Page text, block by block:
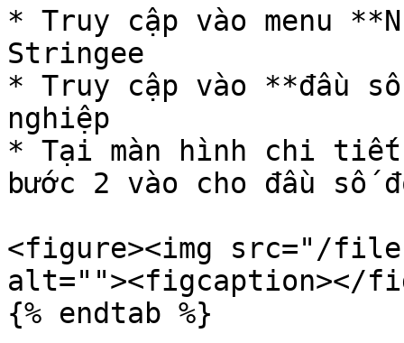
* Truy cập vào menu
Stringee
* Truy cập vào **đầu
nghiệp
* Tại màn hình chi
bước 2 vào cho đầu số
<figure><img src="/files/
alt=""><figcaption></
{% endtab %}